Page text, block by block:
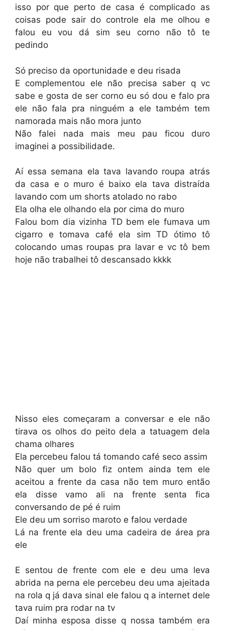
isso por que perto de casa é complicado as
coisas pode sair do controle ela me olhou e
falou eu vou dá sim seu corno não tô te
pedindo
Só preciso da oportunidade e deu risada
E complementou ele não precisa saber q vc
sabe e gosta de ser corno eu só dou e falo pra
ele não fala pra ninguém a ele também tem
namorada mais não mora junto
Não falei nada mais meu pau ficou duro
imaginei a possibilidade.
Aí essa semana ela tava lavando roupa atrás
da casa e o muro é baixo ela tava distraída
lavando com um shorts atolado no rabo
Ela olha ele olhando ela por cima do muro
Falou bom dia vizinha TD bem ele fumava um
cigarro e tomava café ela sim TD ótimo tô
colocando umas roupas pra lavar e vc tô bem
hoje não trabalhei tô descansado kkkk
Nisso eles começaram a conversar e ele não
tirava os olhos do peito dela a tatuagem dela
chama olhares
Ela percebeu falou tá tomando café seco assim
Não quer um bolo fiz ontem ainda tem ele
aceitou a frente da casa não tem muro então
ela disse vamo ali na frente senta fica
conversando de pé é ruim
Ele deu um sorriso maroto e falou verdade
Lá na frente ela deu uma cadeira de área pra
ele
E sentou de frente com ele e deu uma leva
abrida na perna ele percebeu deu uma ajeitada
na rola q já dava sinal ele falou q a internet dele
tava ruim pra rodar na tv
Daí minha esposa disse q nossa também era